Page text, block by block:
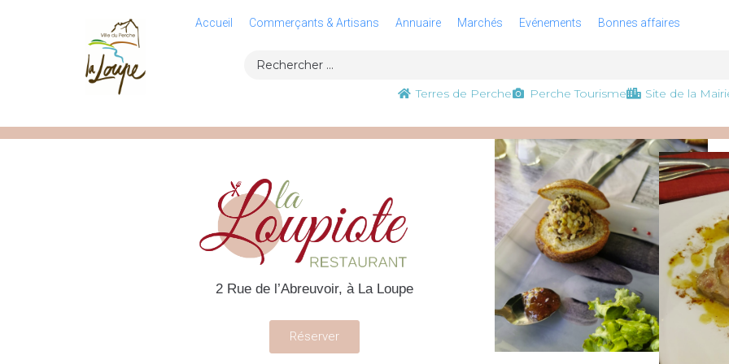
Accueil Commerçants & Artisans Annuaire Marchés Evénements Bonnes affaires
Terres de Perche Perche Tourisme Site de la
2 Rue de l’Abreuvoir, à La Loupe
Réserver